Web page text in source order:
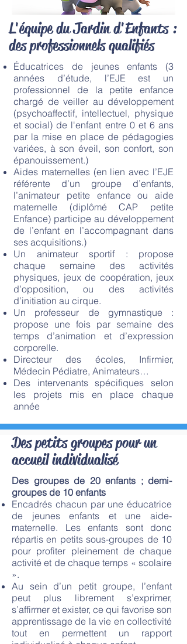
L'équipe du Jardin d'Enfants :
des professionnels qualifiés
Éducatrices de jeunes enfants (3
années d’étude, l’EJE est un
professionnel de la petite enfance
chargé de veiller au développement
(psychoaffectif, intellectuel, physique
et social) de l'enfant entre 0 et 6 ans
par la mise en place de pédagogies
variées, à son éveil, son confort, son
épanouissement.)
Aides maternelles (en lien avec l’EJE
référente d’un groupe d’enfants,
l’animateur petite enfance ou aide
maternelle (diplômé CAP petite
Enfance) participe au développement
de l’enfant en l’accompagnant dans
ses acquisitions.)
Un animateur sportif : propose
chaque semaine des activités
physiques, jeux de coopération, jeux
d’opposition, ou des activités
d’initiation au cirque.
Un professeur de gymnastique :
propose une fois par semaine des
temps d’animation et d’expression
corporelle.
Directeur des écoles, Infirmier,
Médecin Pédiatre, Animateurs…
Des intervenants spécifiques selon
les projets mis en place chaque
année
Des petits groupes pour un
accueil individualisé
Des groupes de 20 enfants ; demi-
groupes de 10 enfants
Encadrés chacun par une éducatrice
de jeunes enfants et une aide-
maternelle. Les enfants sont donc
répartis en petits sous-groupes de 10
pour profiter pleinement de chaque
activité et de chaque temps « scolaire
».
Au sein d’un petit groupe, l’enfant
peut plus librement s’exprimer,
s’affirmer et exister, ce qui favorise son
apprentissage de la vie en collectivité
tout en permettent un rapport